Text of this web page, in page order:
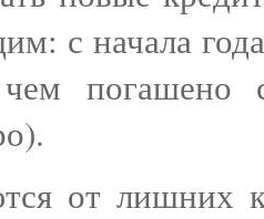
с начала
погашено
от лишних